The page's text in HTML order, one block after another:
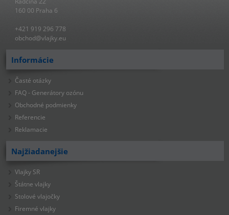
160 00 Praha 6
+421 919 296 778
obchod@vlajky.eu
Informácie
Časté otázky
FAQ - Generátory ozónu
Obchodné podmienky
Referencie
Reklamacie
Najžiadanejšie
Vlajky SR
Štátne vlajky
Stolové vlajočky
Firemné vlajky